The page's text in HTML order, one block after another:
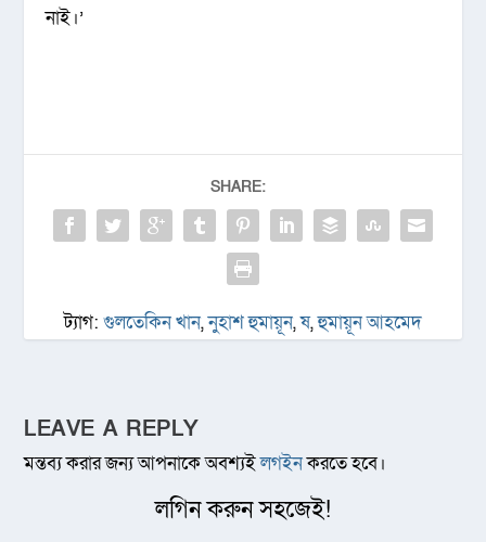
নাই।’
SHARE:
ট্যাগ: গুলতেকিন খান,নুহাশ হুমায়ূন,ষ,হুমায়ূন আহমেদ
LEAVE A REPLY
মন্তব্য করার জন্য আপনাকে অবশ্যইলগইনকরতে হবে।
লগিন করুন সহজেই!